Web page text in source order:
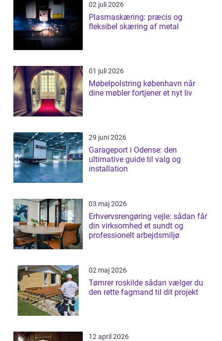
02 juli 2026
Plasmaskæring: præcis og
fleksibel skæring af metal
01 juli 2026
Møbelpolstring københavn når
dine møbler fortjener et nyt liv
29 juni 2026
Garageport i Odense: den
ultimative guide til valg og
installation
03 maj 2026
Erhvervsrengøring vejle: sådan får
din virksomhed et sundt og
professionelt arbejdsmiljø
02 maj 2026
Tømrer roskilde sådan vælger du
den rette fagmand til dit projekt
12 april 2026